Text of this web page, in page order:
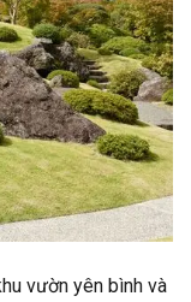
vườn yên bình và